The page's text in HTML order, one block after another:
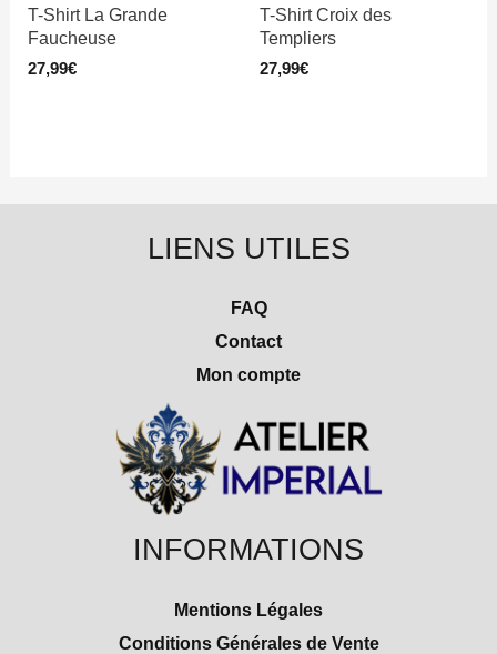
T-Shirt La Grande
Faucheuse
27,99€
T-Shirt Croix des
Templiers
27,99€
LIENS UTILES
FAQ
Contact
Mon compte
INFORMATIONS
Mentions Légales
Conditions Générales de Vente